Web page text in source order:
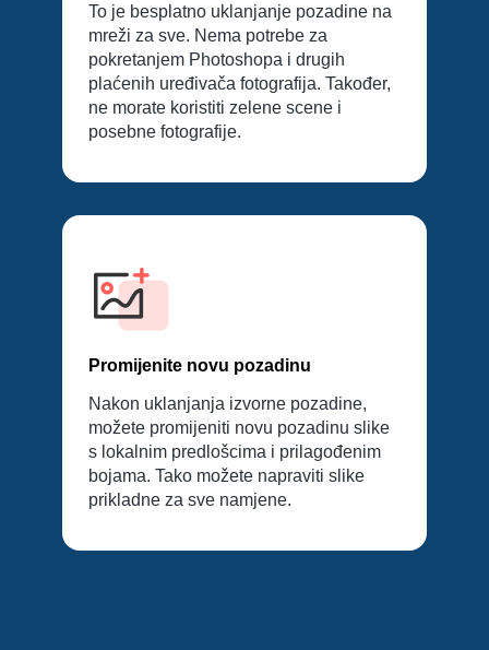
To je besplatno uklanjanje pozadine na
mreži za sve. Nema potrebe za
pokretanjem Photoshopa i drugih
plaćenih uređivača fotografija. Također,
ne morate koristiti zelene scene i
posebne fotografije.
Promijenite novu pozadinu
Nakon uklanjanja izvorne pozadine,
možete promijeniti novu pozadinu slike
s lokalnim predlošcima i prilagođenim
bojama. Tako možete napraviti slike
prikladne za sve namjene.